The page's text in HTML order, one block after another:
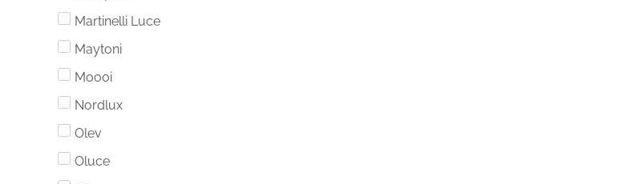
Martinelli Luce
Maytoni
Moooi
Nordlux
Olev
Oluce